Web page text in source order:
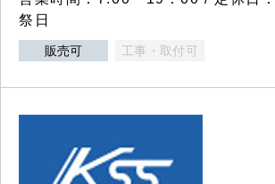
祭日
販売可 工事・取付可